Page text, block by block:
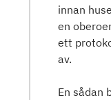
innan
en
ett
av.
En sådan